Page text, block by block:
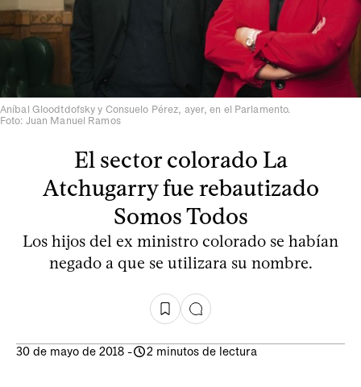
Aníbal Gloodtdofsky y Consuelo Pérez, ayer, en el Parlamento.
Foto: Juan Manuel Ramos
El sector colorado La
Atchugarry fue rebautizado
Somos Todos
Los hijos del ex ministro colorado se habían
negado a que se utilizara su nombre.
30 de mayo de 2018 - 2 minutos de lectura